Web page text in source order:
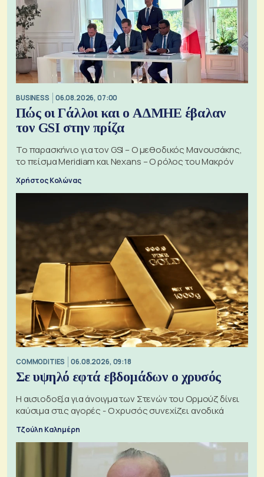
BUSINESS 06.08.2026, 07:00
Πώς οι Γάλλοι και ο ΑΔΜΗΕ έβαλαν
τον GSI στην πρίζα
Το παρασκήνιο για τον GSI – Ο μεθοδικός Μανουσάκης,
το πείσμα Meridiam και Nexans – Ο ρόλος του Μακρόν
Χρήστος Κολώνας
COMMODITIES 06.08.2026, 09:18
Σε υψηλό εφτά εβδομάδων ο χρυσός
Η αισιοδοξία για άνοιγμα των Στενών του Ορμούζ δίνει
καύσιμα στις αγορές - Ο χρυσός συνεχίζει ανοδικά
Τζούλη Καλημέρη